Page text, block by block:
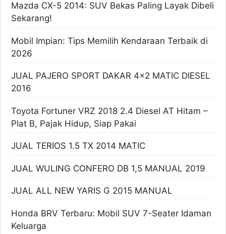
Mazda CX-5 2014: SUV Bekas Paling Layak Dibeli
Sekarang!
Mobil Impian: Tips Memilih Kendaraan Terbaik di
2026
JUAL PAJERO SPORT DAKAR 4×2 MATIC DIESEL
2016
Toyota Fortuner VRZ 2018 2.4 Diesel AT Hitam –
Plat B, Pajak Hidup, Siap Pakai
JUAL TERIOS 1.5 TX 2014 MATIC
JUAL WULING CONFERO DB 1,5 MANUAL 2019
JUAL ALL NEW YARIS G 2015 MANUAL
Honda BRV Terbaru: Mobil SUV 7-Seater Idaman
Keluarga